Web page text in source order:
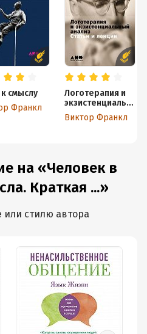
смыслу
Франкл
Логотерапия и
экзистенциальн
ый анализ:
Статьи и лекции
Виктор Франкл
на «Человек в
Краткая ...»
или стилю автора